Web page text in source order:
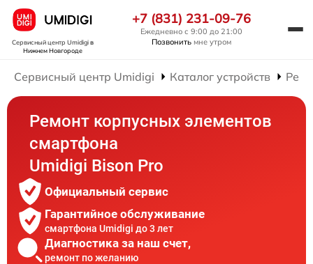
Сервисный центр Umidigiв
Нижнем Новгороде
+7 (831) 231-09-76
Ежедневно с 9:00 до 21:00
Позвонить мне утром
Сервисный центр Umidigi Каталог устройств
Ремонт корпусных элементов
смартфона
Umidigi Bison Pro
Официальный сервис
Гарантийное обслуживание
смартфона Umidigi до 3 лет
Диагностика за наш счет,
ремонт по желанию